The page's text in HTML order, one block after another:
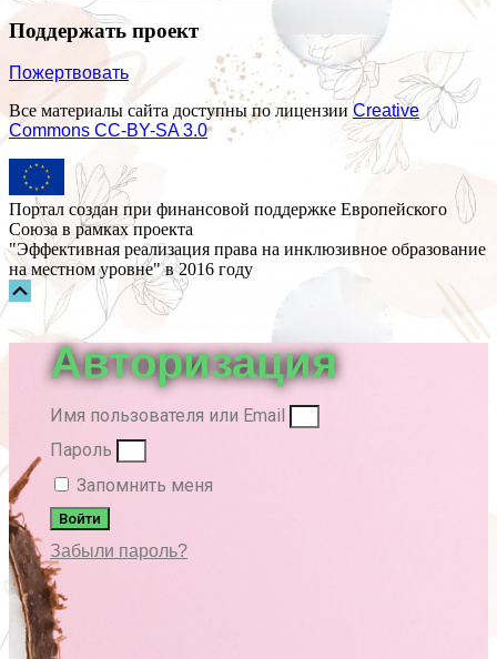
Поддержать проект
Пожертвовать
Все материалы сайта доступны по лицензии Creative
Commons СС-BY-SA 3.0
Портал создан при финансовой поддержке Европейского
Союза в рамках проекта
"Эффективная реализация права на инклюзивное образование
на местном уровне" в 2016 году
Прокрутка
вверх
Авторизация
Имя пользователя или Email
Пароль
Запомнить меня
Войти
Забыли пароль?